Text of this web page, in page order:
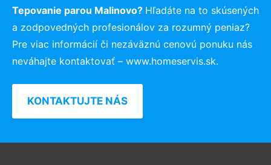
Tepovanie parou Malinovo? Hľadáte na to skúsených
a zodpovedných profesionálov za rozumný peniaz?
Pre viac informácií či nezáväznú cenovú ponuku nás
neváhajte kontaktovať – www.homeservis.sk.
KONTAKTUJTE NÁS